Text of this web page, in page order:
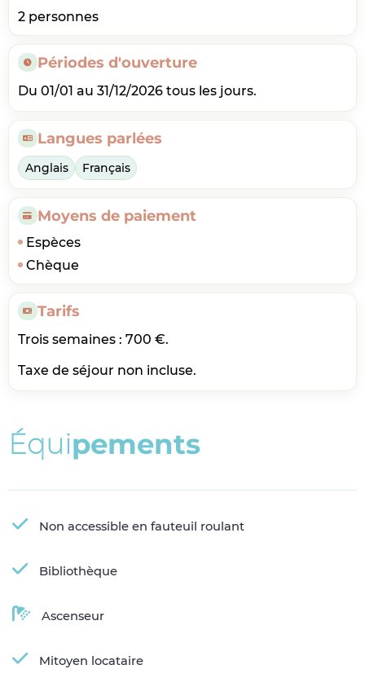
2 personnes
Périodes d'ouverture
Du 01/01 au 31/12/2026 tous les jours.
Langues parlées
Anglais Français
Moyens de paiement
Espèces
Chèque
Tarifs
Trois semaines : 700 €.
Taxe de séjour non incluse.
Équipements
Non accessible en fauteuil roulant
Bibliothèque
Ascenseur
Mitoyen locataire